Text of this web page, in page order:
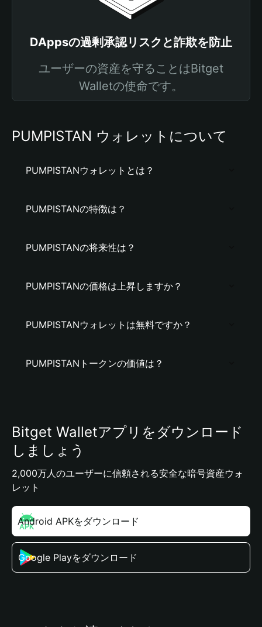
DAppsの過剰承認リスクと詐欺を防止
ユーザーの資産を守ることはBitget
Walletの使命です。
PUMPISTAN ウォレットについて
PUMPISTANウォレットとは？
PUMPISTANの特徴は？
PUMPISTANの将来性は？
PUMPISTANの価格は上昇しますか？
PUMPISTANウォレットは無料ですか？
PUMPISTANトークンの価値は？
Bitget Walletアプリをダウンロード
しましょう
2,000万人のユーザーに信頼される安全な暗号資産ウォ
レット
Android APKをダウンロード
Google Playをダウンロード